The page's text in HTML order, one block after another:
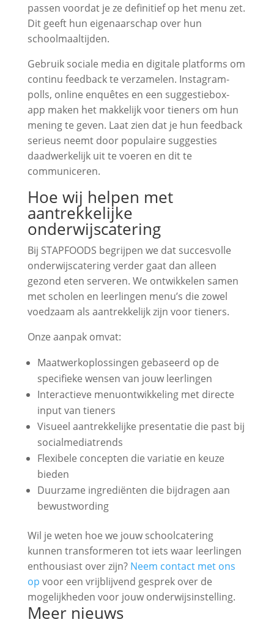
passen voordat je ze definitief op het menu zet.
Dit geeft hun eigenaarschap over hun
schoolmaaltijden.
Gebruik sociale media en digitale platforms om
continu feedback te verzamelen. Instagram-
polls, online enquêtes en een suggestiebox-
app maken het makkelijk voor tieners om hun
mening te geven. Laat zien dat je hun feedback
serieus neemt door populaire suggesties
daadwerkelijk uit te voeren en dit te
communiceren.
Hoe wij helpen met
aantrekkelijke
onderwijscatering
Bij STAPFOODS begrijpen we dat succesvolle
onderwijscatering verder gaat dan alleen
gezond eten serveren. We ontwikkelen samen
met scholen en leerlingen menu’s die zowel
voedzaam als aantrekkelijk zijn voor tieners.
Onze aanpak omvat:
Maatwerkoplossingen gebaseerd op de
specifieke wensen van jouw leerlingen
Interactieve menuontwikkeling met directe
input van tieners
Visueel aantrekkelijke presentatie die past bij
socialmediatrends
Flexibele concepten die variatie en keuze
bieden
Duurzame ingrediënten die bijdragen aan
bewustwording
Wil je weten hoe we jouw schoolcatering
kunnen transformeren tot iets waar leerlingen
enthousiast over zijn? Neem contact met ons
op voor een vrijblijvend gesprek over de
mogelijkheden voor jouw onderwijsinstelling.
Meer nieuws